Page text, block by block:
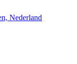
Nederland